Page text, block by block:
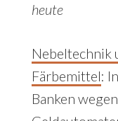
heute
Nebeltechnik
Färbemittel:
Banken